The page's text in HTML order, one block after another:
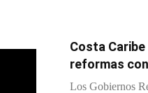
Costa
reformas
Los Gobiernos